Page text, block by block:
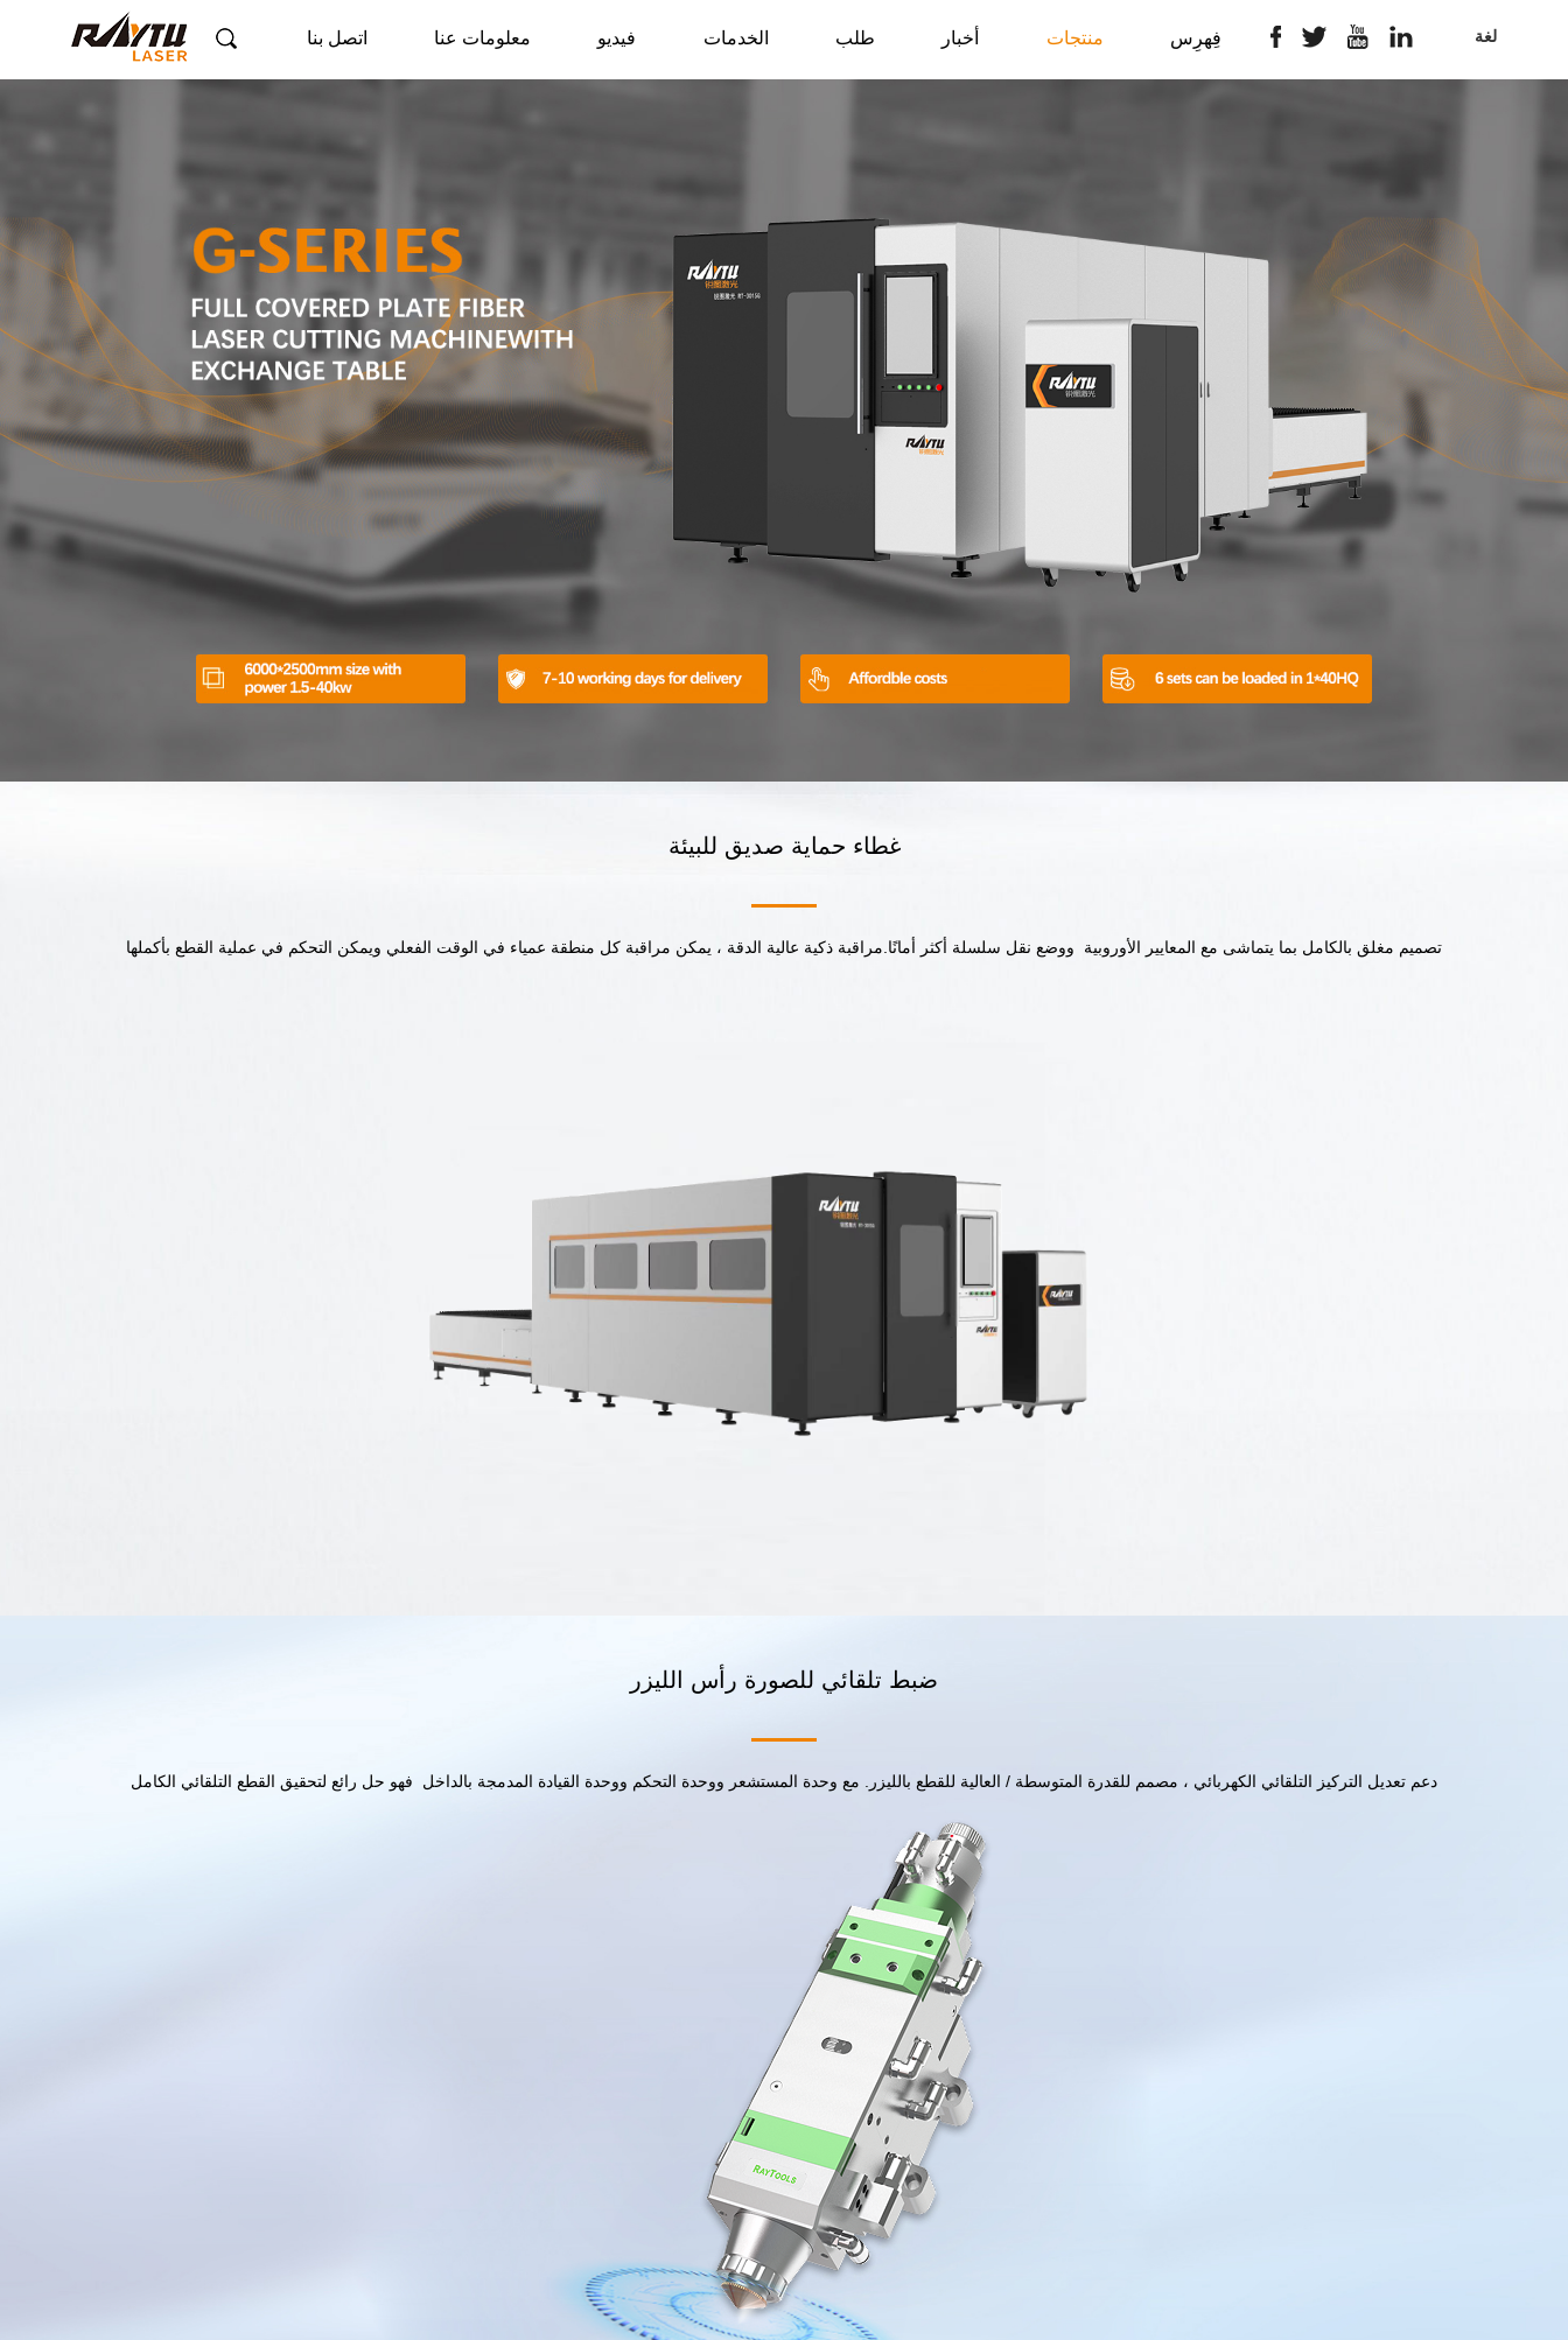
فِهرِس منتجات أخبار طلب الخدمات فيديو معلومات عنا اتصل بنا لغة
غطاء حماية صديق للبيئة
تصميم مغلق بالكامل بما يتماشى مع المعايير الأوروبية ووضع نقل سلسلة أكثر أمانًا.مراقبة ذكية عالية الدقة ، يمكن مراقبة كل منطقة عمياء في الوقت الفعلي ويمكن التحكم في عملية القطع بأكملها
ضبط تلقائي للصورة رأس الليزر
دعم تعديل التركيز التلقائي الكهربائي ، مصمم للقدرة المتوسطة / العالية للقطع بالليزر. مع وحدة المستشعر ووحدة التحكم ووحدة القيادة المدمجة بالداخل فهو حل رائع لتحقيق القطع التلقائي الكامل